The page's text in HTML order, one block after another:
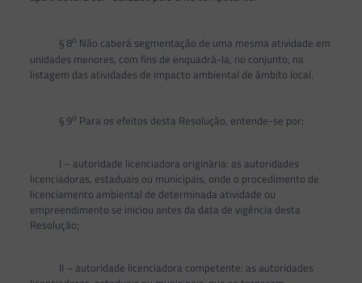
§ 8o Não caberá segmentação de uma mesma atividade em
unidades menores, com fins de enquadrá-la, no conjunto, na
listagem das atividades de impacto ambiental de âmbito local.
§ 9o Para os efeitos desta Resolução, entende-se por:
I – autoridade licenciadora originária: as autoridades
licenciadoras, estaduais ou municipais, onde o procedimento de
licenciamento ambiental de determinada atividade ou
empreendimento se iniciou antes da data de vigência desta
Resolução;
II – autoridade licenciadora competente: as autoridades